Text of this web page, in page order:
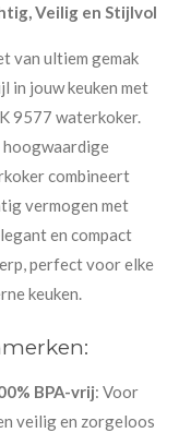
Veilig en Stijlvol
van ultiem gemak
in jouw keuken met
9577 waterkoker.
hoogwaardige
combineert
vermogen met
en compact
perfect voor elke
keuken.
BPA-vrij: Voor
veilig en zorgeloos